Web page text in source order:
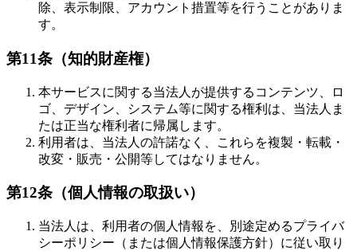
除、表示制限、アカウント措置等を行うことがありま
す。
第11条（知的財産権）
本サービスに関する当法人が提供するコンテンツ、ロ
ゴ、デザイン、システム等に関する権利は、当法人ま
たは正当な権利者に帰属します。
利用者は、当法人の許諾なく、これらを複製・転載・
改変・販売・公開等してはなりません。
第12条（個人情報の取扱い）
当法人は、利用者の個人情報を、別途定めるプライバ
シーポリシー（または個人情報保護方針）に従い取り